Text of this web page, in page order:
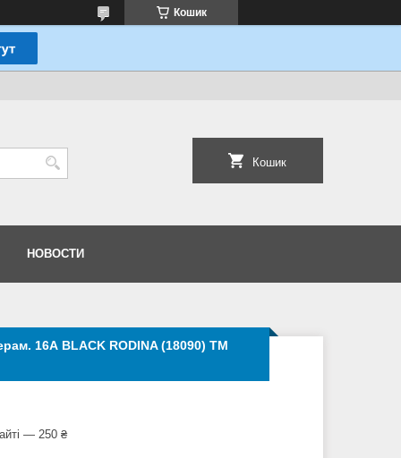
Кошик
Кошик
НОВОСТИ
16А BLACK RODINA (18090) ТМ
— 250 ₴